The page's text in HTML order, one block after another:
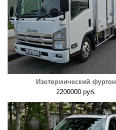
Изотермический фургон
2200000 руб.